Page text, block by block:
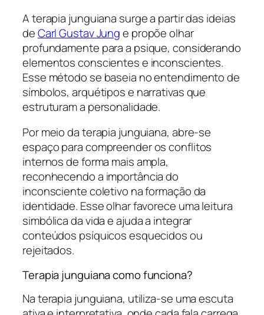
A terapia junguiana surge a partir das ideias
deCarl Gustav Junge propõe olhar
profundamente para a psique, considerando
elementos conscientes e inconscientes.
Esse método se baseia no entendimento de
símbolos, arquétipos e narrativas que
estruturam a personalidade.
Por meio da terapia junguiana, abre-se
espaço para compreender os conflitos
internos de forma mais ampla,
reconhecendo a importância do
inconsciente coletivo na formação da
identidade. Esse olhar favorece uma leitura
simbólica da vida e ajuda a integrar
conteúdos psíquicos esquecidos ou
rejeitados.
Terapia junguiana como funciona?
Na terapia junguiana, utiliza-se uma escuta